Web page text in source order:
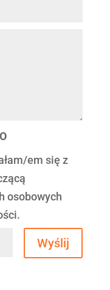
em się z
osobowych
Wyślij